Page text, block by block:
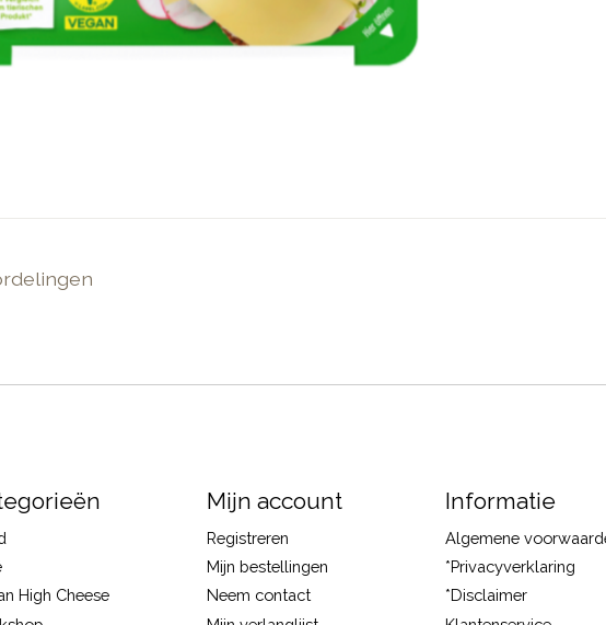
High Cheese
Mijn account
Registreren
Mijn bestellingen
Neem contact
Informatie
Algemene
*Privacyverklaring
*Disclaimer